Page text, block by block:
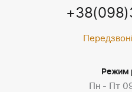
Режим
Пн - Пт